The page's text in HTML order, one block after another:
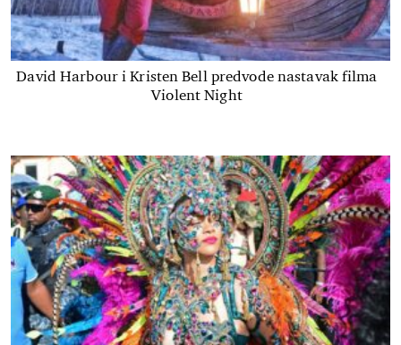
David Harbour i Kristen Bell predvode nastavak filma
Violent Night